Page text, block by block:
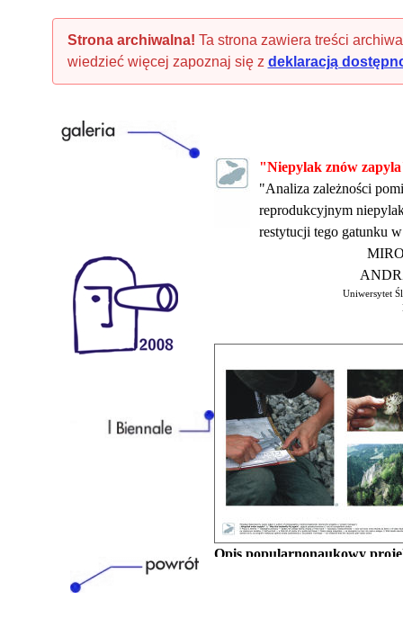
Strona archiwalna! Ta strona zawiera treści
wiedzieć więcej zapoznaj się z deklaracją